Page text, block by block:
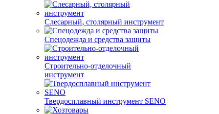
Слесарный, столярный инструмент
Спецодежда и средства защиты
Строительно-отделочный
инструмент
Твердосплавный инструмент SENO